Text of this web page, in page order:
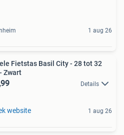
1 aug 26
Fietstas Basil City - 28 tot 32
Zwart
Details
website 1 aug 26